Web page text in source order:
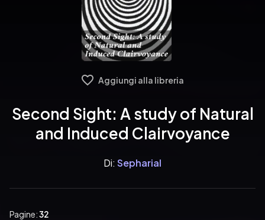
Aggiungi alla libreria
Second Sight: A study of Natural
and Induced Clairvoyance
Di: Sepharial
Pagine:32